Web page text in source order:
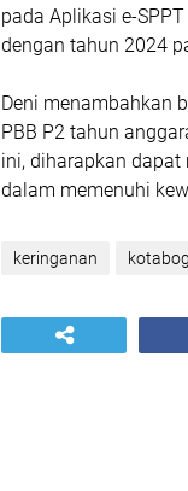
pada Aplikasi e-
dengan tahun 2024
Deni menambahkan
PBB P2 tahun
ini, diharapkan
dalam memenuhi
keringanan